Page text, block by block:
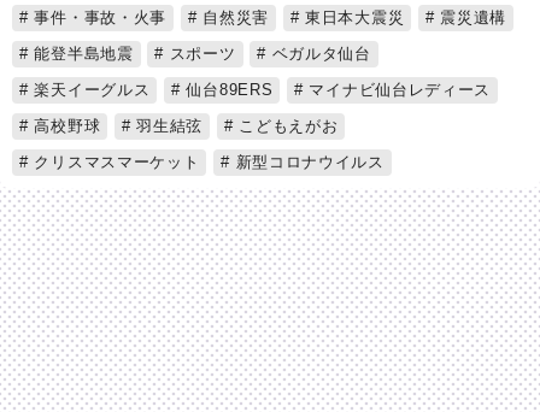
事件・事故・火事
自然災害 東日本大震災
震災遺構
能登半島地震
スポーツ
ベガルタ仙台
楽天イーグルス
仙台89ERS
マイナビ仙台レディース
高校野球
羽生結弦
こどもえがお
クリスマスマーケット
新型コロナウイルス